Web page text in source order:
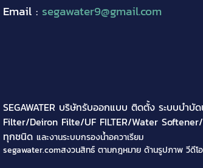
Email : segawater9@gmail.com
SEGAWATER บริษัทรับออกแบบ ติดตั้ง ระบบบำ
Filter/Deiron Filte/UF FILTER/Water
ทุกชนิด และงานระบบกรองน้ำอควาเรียม
segawater.comสงวนสิทธ์ ตามกฎหมาย ด้านรูปภาพ วีดีโอ